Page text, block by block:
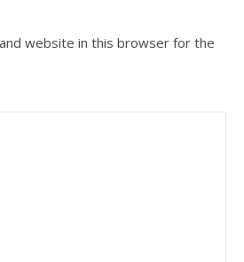
website in this browser for the